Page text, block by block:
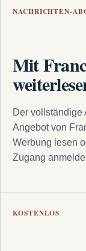
NACHRICHTEN-
Mit
Der vollständige
Angebot von
Werbung lesen
Zugang
KOSTENLOS